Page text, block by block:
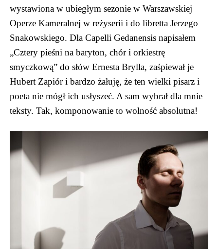
wystawiona w ubiegłym sezonie w Warszawskiej
Operze Kameralnej w reżyserii i do libretta Jerzego
Snakowskiego. Dla Capelli Gedanensis napisałem
„Cztery pieśni na baryton, chór i orkiestrę
smyczkową” do słów Ernesta Brylla, zaśpiewał je
Hubert Zapiór i bardzo żałuję, że ten wielki pisarz i
poeta nie mógł ich usłyszeć. A sam wybrał dla mnie
teksty. Tak, komponowanie to wolność absolutna!